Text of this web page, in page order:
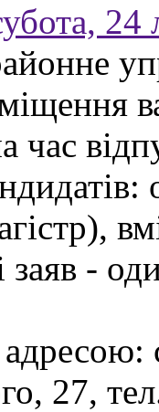
24
час
заяв -
адресою:
27,